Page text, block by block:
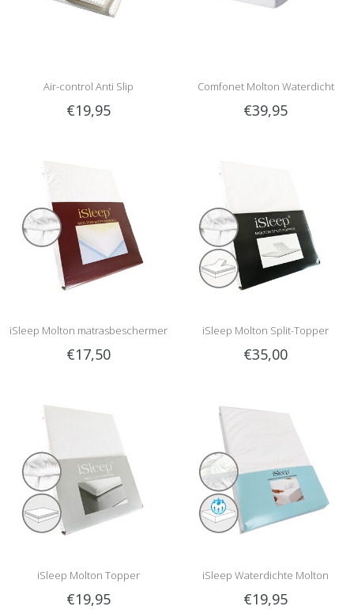
Air-control Anti Slip
€19,95
Comfonet Molton Waterdicht
€39,95
iSleep Molton matrasbeschermer
€17,50
iSleep Molton Split-Topper
€35,00
iSleep Molton Topper
€19,95
iSleep Waterdichte Molton
€19,95